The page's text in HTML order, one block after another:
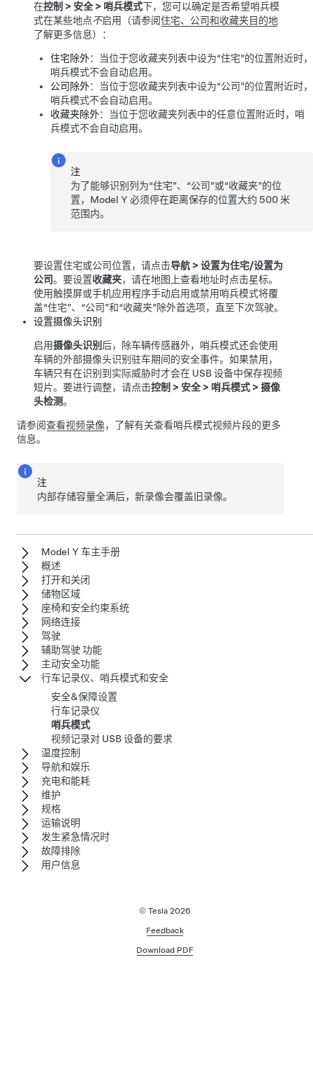
在控制 > 安全> 哨兵模式下，您可以确定是否希望哨兵模
式在某些地点不启用（请参阅住宅、公司和收藏夹目的地
了解更多信息）：
住宅除外：当位于您收藏夹列表中设为“住宅”的位置附近时，
哨兵模式不会自动启用。
公司除外：当位于您收藏夹列表中设为“公司”的位置附近时，
哨兵模式不会自动启用。
收藏夹除外：当位于您收藏夹列表中的任意位置附近时，哨
兵模式不会自动启用。
注
为了能够识别列为“住宅”、“公司”或“收藏夹”的位
置， Model Y 必须停在距离保存的位置大约 500 米
范围内。
要设置住宅或公司位置，请点击导航 > 设置为住宅/设置为
公司。要设置收藏夹，请在地图上查看地址时点击星标。
使用触摸屏或手机应用程序手动启用或禁用哨兵模式将覆
盖“住宅”、“公司”和“收藏夹”除外首选项，直至下次驾驶。
设置摄像头识别
启用摄像头识别 后，除车辆传感器外，哨兵模式还会使用
车辆的外部摄像头识别驻车期间的安全事件。如果禁用，
车辆只有在识别到实际威胁时才会在 USB 设备中保存视频
短片。要进行调整，请点击控制 > 安全> 哨兵模式 > 摄像
头检测。
请参阅查看视频录像，了解有关查看哨兵模式视频片段的更多
信息。
注
内部存储容量全满后，新录像会覆盖旧录像。
Model Y 车主手册
概述
打开和关闭
储物区域
座椅和安全约束系统
网络连接
驾驶
辅助驾驶 功能
主动安全功能
行车记录仪、哨兵模式和安全
安全&保障设置
行车记录仪
哨兵模式
视频记录对 USB 设备的要求
温度控制
导航和娱乐
充电和能耗
维护
规格
运输说明
发生紧急情况时
故障排除
用户信息
© Tesla 2026
Feedback
Download PDF